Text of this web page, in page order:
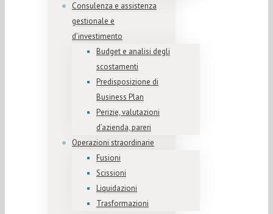
Consulenza e assistenza
gestionale e
d’investimento
Budget e analisi degli
scostamenti
Predisposizione di
Business Plan
Perizie, valutazioni
d’azienda, pareri
Operazioni straordinarie
Fusioni
Scissioni
Liquidazioni
Trasformazioni